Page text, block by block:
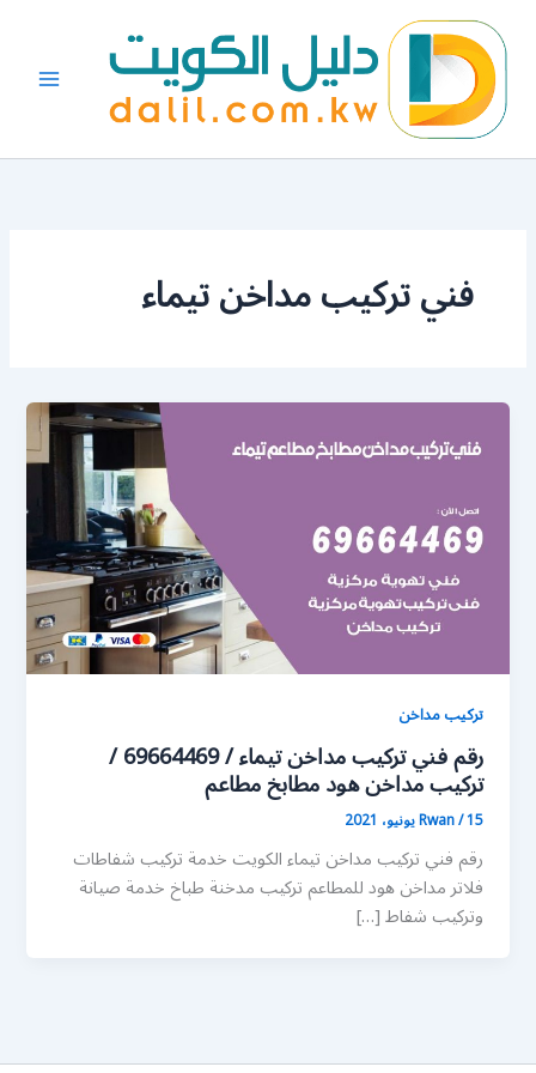
المحتوى
فني تركيب مداخن تيماء
تركيب مداخن
رقم فني تركيب مداخن تيماء / 69664469 /
تركيب مداخن هود مطابخ مطاعم
Rwan/15 يونيو، 2021
رقم فني تركيب مداخن تيماء الكويت خدمة تركيب شفاطات
فلاتر مداخن هود للمطاعم تركيب مدخنة طباخ خدمة صيانة
وتركيب شفاط […]